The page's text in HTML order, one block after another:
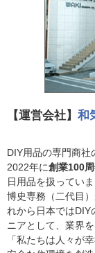
【運営会社】 和
DIY用品の専門商社
2022年に創業100
日用品を扱ってい
博史専務（二代目
れから日本ではDIY
ニアとして、業界
「私たちは人々が